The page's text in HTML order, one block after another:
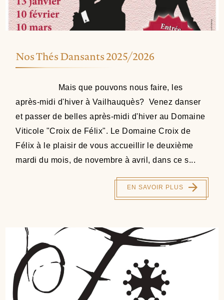
Nos Thés Dansants 2025/2026
Mais que pouvons nous faire, les
après-midi d'hiver à Vailhauquès? Venez danser
et passer de belles après-midi d'hiver au Domaine
Viticole "Croix de Félix". Le Domaine Croix de
Félix à le plaisir de vous accueillir le deuxième
mardi du mois, de novembre à avril, dans ce s...
EN SAVOIR PLUS